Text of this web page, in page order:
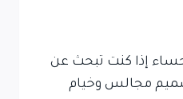
إذا كنت تبحث عن
مجالس وخيام